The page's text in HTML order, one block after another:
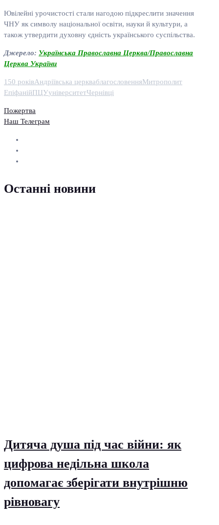
Ювілейні урочистості стали нагодою підкреслити значення
ЧНУ як символу національної освіти, науки й культури, а
також утвердити духовну єдність українського суспільства.
Джерело: Українська Православна Церква/Православна
Церква України
150 роківАндріївська церкваблагословенняМитрополит
ЕпіфанійПЦУуніверситетЧернівці
Пожертва
Наш Телеграм
Останні новини
Дитяча душа під час війни: як
цифрова недільна школа
допомагає зберігати внутрішню
рівновагу